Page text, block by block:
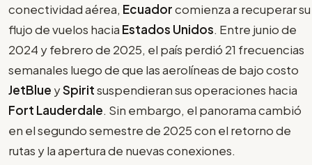
conectividad aérea, Ecuadorcomienza a recuperar su
flujo de vuelos hacia Estados Unidos. Entre junio de
2024 y febrero de 2025, el país perdió 21 frecuencias
semanales luego de que las aerolíneas de bajo costo
JetBlue ySpiritsuspendieran sus operaciones hacia
Fort Lauderdale. Sin embargo, el panorama cambió
en el segundo semestre de 2025 con el retorno de
rutas y la apertura de nuevas conexiones.